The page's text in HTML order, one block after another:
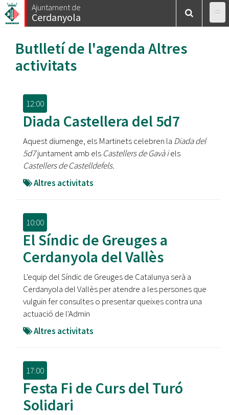
Vés
al
Ajuntament de
Cerdanyola
Butlletí de l'agenda Altres
activitats
12:00
Diada Castellera del 5d7
Aquest diumenge, els Martinets celebren la Diada del
5d7juntament amb els Castellers de Gavà iels
Castellers de Castelldefels.
Altres activitats
10:00
El Síndic de Greuges a
Cerdanyola del Vallès
L'equip del Síndic de Greuges de Catalunya serà a
Cerdanyola del Vallès per atendre a les persones que
vulguin fer consultes o presentar queixes contra una
actuació de l'Admin
Altres activitats
17:00
Festa Fi de Curs del Turó
Solidari